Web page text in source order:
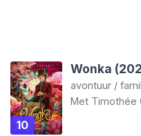
10
Wonka
avontuur /
Met Timothée